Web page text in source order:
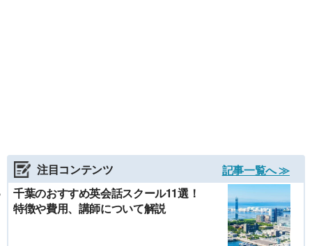
注目コンテンツ
記事一覧へ ≫
千葉のおすすめ英会話スクール11選！
特徴や費用、講師について解説